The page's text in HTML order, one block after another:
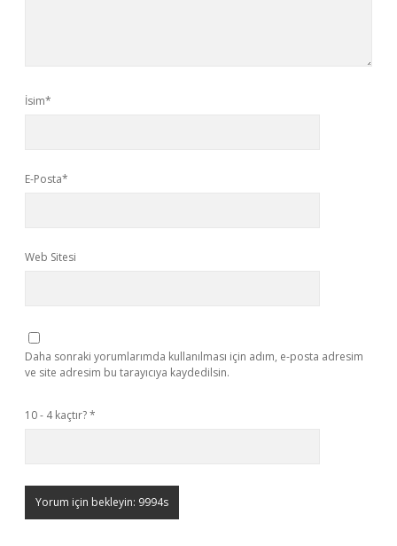
İsim*
E-Posta*
Web Sitesi
Daha sonraki yorumlarımda kullanılması için adım, e-posta adresim
ve site adresim bu tarayıcıya kaydedilsin.
10 - 4 kaçtır?*